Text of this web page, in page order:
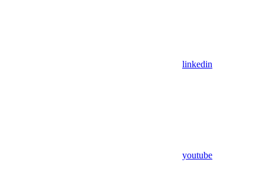
linkedin
youtube